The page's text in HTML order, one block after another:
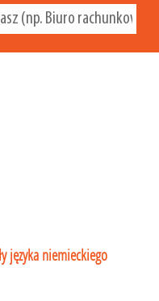
języka niemieckiego